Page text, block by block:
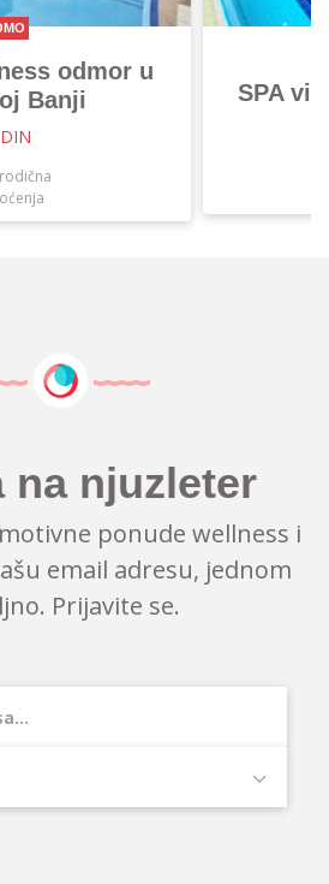
odmor u
Banji
DIN
SPA
na njuzleter
ponude wellness i
email adresu, jednom
Prijavite se.